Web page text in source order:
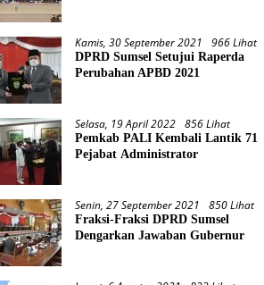
Kamis, 30 September 2021 966 Lihat
DPRD Sumsel Setujui Raperda
Perubahan APBD 2021
Selasa, 19 April 2022 856 Lihat
Pemkab PALI Kembali Lantik 71
Pejabat Administrator
Senin, 27 September 2021 850 Lihat
Fraksi-Fraksi DPRD Sumsel
Dengarkan Jawaban Gubernur